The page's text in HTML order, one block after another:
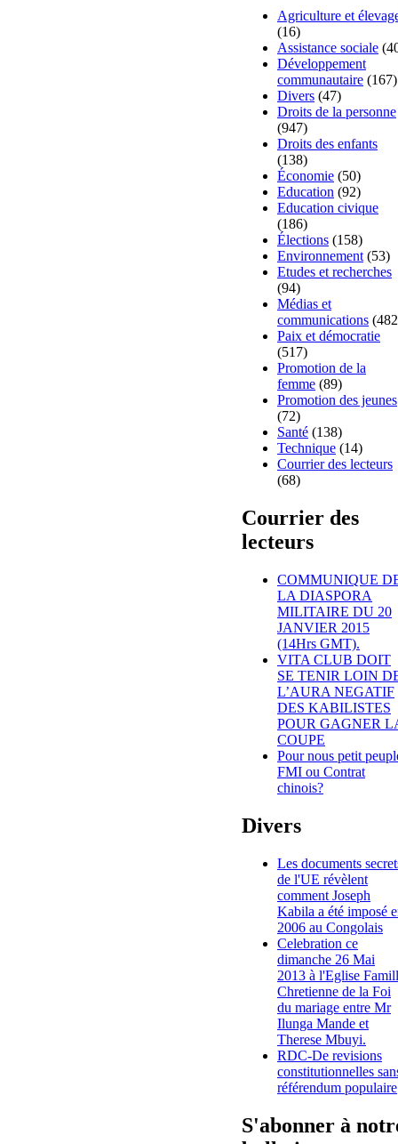
Agriculture et
(16)
Assistance sociale
Développement
communautaire (167)
Divers (47)
Droits de la personne
(947)
Droits des enfants
(138)
Économie (50)
Education (92)
Education civique
(186)
Élections (158)
Environnement (53)
Etudes et recherches
(94)
Médias et
communications
Paix et démocratie
(517)
Promotion de la
femme (89)
Promotion des jeunes
(72)
Santé (138)
Technique (14)
Courrier des lecteurs
(68)
Courrier des
lecteurs
COMMUNIQUE
LA DIASPORA
MILITAIRE DU 20
JANVIER 2015
(14Hrs GMT).
VITA CLUB DOIT
SE TENIR LOIN
L’AURA NEGATIF
DES KABILISTES
POUR GAGNER
COUPE
Pour nous petit
FMI ou Contrat
chinois?
Divers
Les documents
de l'UE révèlent
comment Joseph
Kabila a été imposé
2006 au Congolais
Celebration ce
dimanche 26 Mai
2013 à l'Eglise
Chretienne de la Foi
du mariage entre Mr
Ilunga Mande et
Therese Mbuyi.
RDC-De revisions
constitutionnelles
référendum populaire
S'abonner à